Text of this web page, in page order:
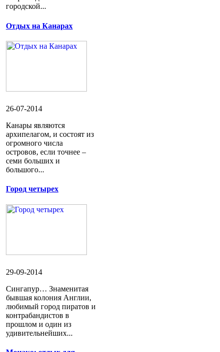
городской...
Отдых на Канарах
26-07-2014
Канары являются
архипелагом, и состоят из
огромного числа
островов, если точнее –
семи больших и
большого...
Город четырех
29-09-2014
Сингапур… Знаменитая
бывшая колония Англии,
любимый город пиратов и
контрабандистов в
прошлом и один из
удивительнейших...